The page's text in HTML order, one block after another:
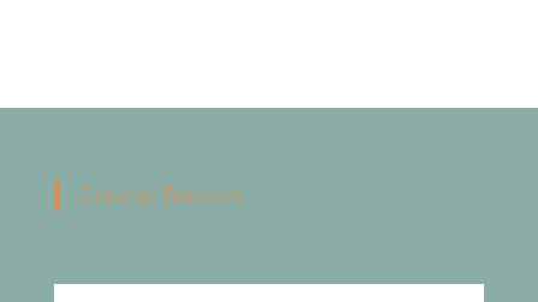
Journal Bacalan